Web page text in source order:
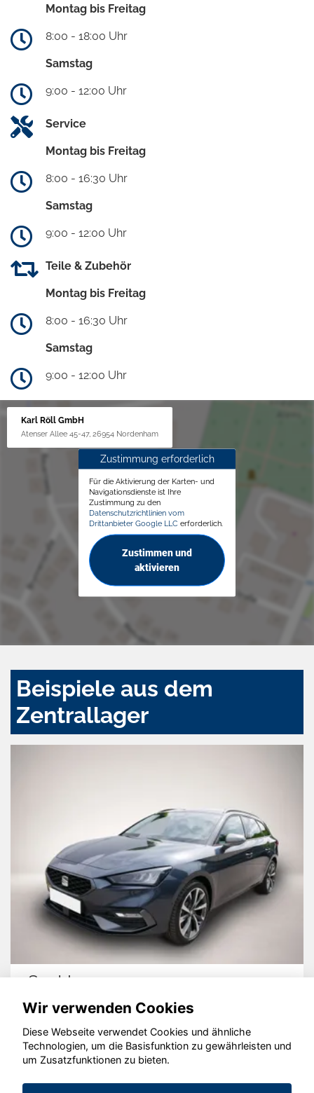
Montag bis Freitag
8:00 - 18:00 Uhr
Samstag
9:00 - 12:00 Uhr
Service
Montag bis Freitag
8:00 - 16:30 Uhr
Samstag
9:00 - 12:00 Uhr
Teile & Zubehör
Montag bis Freitag
8:00 - 16:30 Uhr
Samstag
9:00 - 12:00 Uhr
Karl Röll GmbH
Atenser Allee 45-47, 26954 Nordenham
Zustimmung erforderlich
Für die Aktivierung der Karten- und
Navigationsdienste ist Ihre
Zustimmung zu den
Datenschutzrichtlinien vom
Drittanbieter Google LLC erforderlich.
Zustimmen und
aktivieren
Beispiele aus dem
Zentrallager
Seat Leon
© konjunkturmotor.de GmbH 2020 - 2026
Wir verwenden Cookies
Diese Webseite verwendet Cookies und ähnliche
Technologien, um die Basisfunktion zu gewährleisten und
um Zusatzfunktionen zu bieten.